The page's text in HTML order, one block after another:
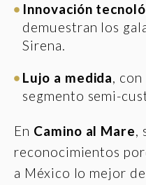
Innovación
demuestran los
Sirena.
Lujo a medida,
segmento semi-
En Camino al Mare,
reconocimientos
a México lo mejor